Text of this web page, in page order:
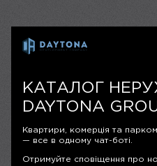
КАТАЛОГ
DAYTONA
Квартири, комерція та
— все в одному чат-боті.
Отримуйте сповіщення про